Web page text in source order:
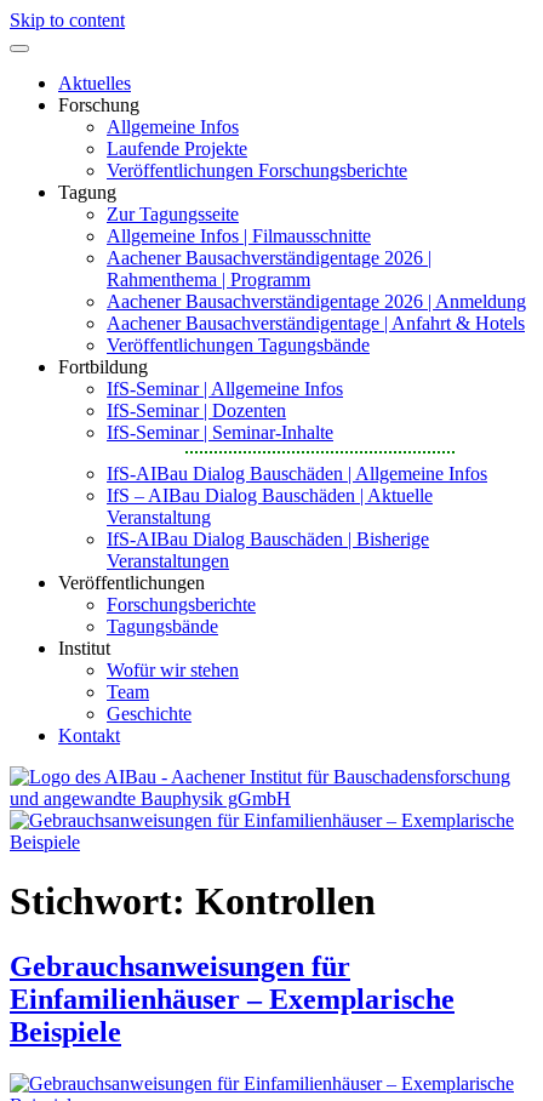
Skip to content
Aktuelles
Forschung
Allgemeine Infos
Laufende Projekte
Veröffentlichungen Forschungsberichte
Tagung
Zur Tagungsseite
Allgemeine Infos | Filmausschnitte
Aachener Bausachverständigentage 2026 |
Rahmenthema | Programm
Aachener Bausachverständigentage 2026 | Anmeldung
Aachener Bausachverständigentage | Anfahrt & Hotels
Veröffentlichungen Tagungsbände
Fortbildung
IfS-Seminar | Allgemeine Infos
IfS-Seminar | Dozenten
IfS-Seminar | Seminar-Inhalte
IfS-AIBau Dialog Bauschäden | Allgemeine Infos
IfS – AIBau Dialog Bauschäden | Aktuelle
Veranstaltung
IfS-AIBau Dialog Bauschäden | Bisherige
Veranstaltungen
Veröffentlichungen
Forschungsberichte
Tagungsbände
Institut
Wofür wir stehen
Team
Geschichte
Kontakt
AIBau – Aachener Institut für Bauschadensforschung und
Stichwort: Kontrollen
Gebrauchsanweisungen für
Einfamilienhäuser – Exemplarische
Beispiele